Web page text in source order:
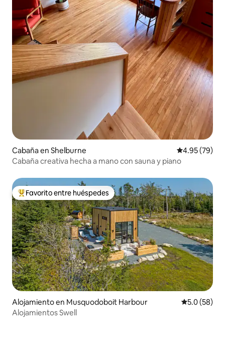
Cabaña en Shelburne Calificación
4.95 (79)
Cabaña creativa hecha a mano con sauna y piano
Favorito entre huéspedes preferido
Favorito entre huéspedes
Alojamiento en Musquodoboit Harbour Calificación
5.0 (58)
Alojamientos Swell